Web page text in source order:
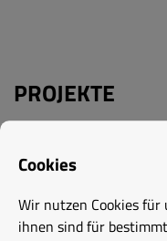
PROJEKTE
Machen Sie sich
sehen Sie eine
Cookies
Wir nutzen Cookies
ihnen sind für